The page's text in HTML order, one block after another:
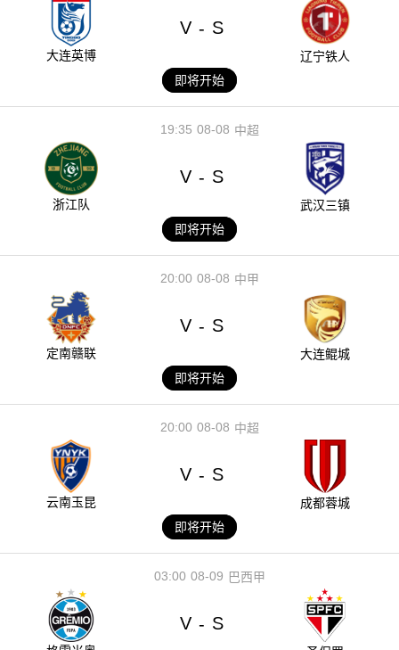
大连英博
V - S
辽宁铁人
即将开始
08-08
19:35 中超
浙江队
V - S
武汉三镇
即将开始
08-08
20:00 中甲
定南赣联
V - S
大连鲲城
即将开始
08-08
20:00 中超
云南玉昆
V - S
成都蓉城
即将开始
08-09
03:00 巴西甲
V - S